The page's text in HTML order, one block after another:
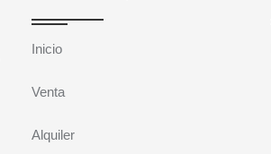
Inicio
Venta
Alquiler